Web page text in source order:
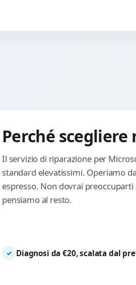
Perché
Il servizio di riparazione per
standard elevatissimi. Operiamo
espresso. Non dovrai
pensiamo al resto.
✓ Diagnosi da €20, scalata dal